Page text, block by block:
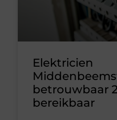
Elektricien
betrouwbaar
bereikbaar